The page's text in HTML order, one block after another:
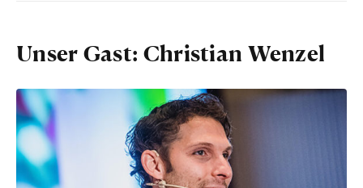
Unser Gast: Christian Wenzel